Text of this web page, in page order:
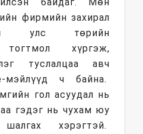
байдаг. Мөн
фирмийн захирал
улс төрийн
тогтмол хүргэж,
туслалцаа авч
мэйлүүд ч байна.
гол асуудал нь
гэдэг нь чухам юу
хэрэгтэй.